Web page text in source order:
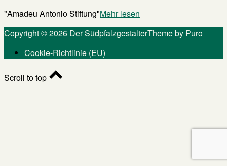
"Amadeu Antonio Stiftung"Mehr lesen
Copyright © 2026 Der SüdpfalzgestalterTheme by Puro
Cookie-Richtlinie (EU)
Scroll to top